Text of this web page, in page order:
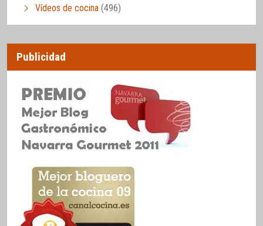
Vídeos de cocina (496)
Publicidad